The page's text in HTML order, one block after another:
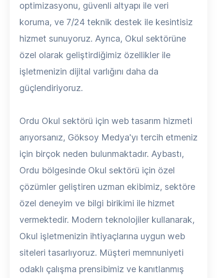
optimizasyonu, güvenli altyapı ile veri
koruma, ve 7/24 teknik destek ile kesintisiz
hizmet sunuyoruz. Ayrıca, Okul sektörüne
özel olarak geliştirdiğimiz özellikler ile
işletmenizin dijital varlığını daha da
güçlendiriyoruz.
Ordu Okul sektörü için web tasarım hizmeti
arıyorsanız, Göksoy Medya'yı tercih etmeniz
için birçok neden bulunmaktadır. Aybastı,
Ordu bölgesinde Okul sektörü için özel
çözümler geliştiren uzman ekibimiz, sektöre
özel deneyim ve bilgi birikimi ile hizmet
vermektedir. Modern teknolojiler kullanarak,
Okul işletmenizin ihtiyaçlarına uygun web
siteleri tasarlıyoruz. Müşteri memnuniyeti
odaklı çalışma prensibimiz ve kanıtlanmış